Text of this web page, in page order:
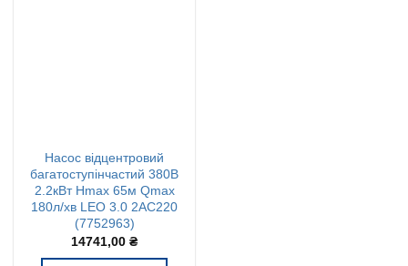
Насос відцентровий
багатоступінчастий 380В
2.2кВт Hmax 65м Qmax
180л/хв LEO 3.0 2AC220
(7752963)
14741,00 ₴